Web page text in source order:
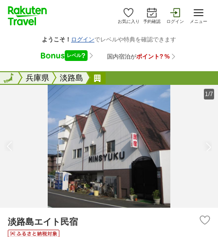
お気に入り 予約確認 ログイン メニュー
全国兵庫県 淡路島
全国
1/7
淡路島エイト民宿